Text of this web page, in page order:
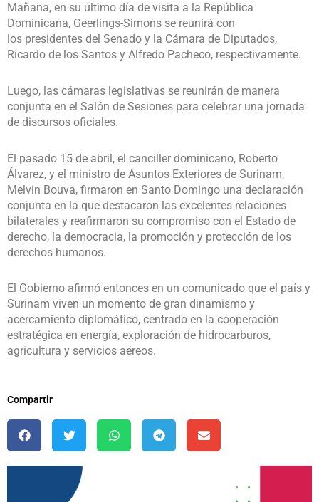
Mañana, en su último día de visita a la República
Dominicana, Geerlings-Simons se reunirá con
los presidentes del Senado y la Cámara de Diputados,
Ricardo de los Santos y Alfredo Pacheco, respectivamente.
Luego, las cámaras legislativas se reunirán de manera
conjunta en el Salón de Sesiones para celebrar una jornada
de discursos oficiales.
El pasado 15 de abril, el canciller dominicano, Roberto
Álvarez, y el ministro de Asuntos Exteriores de Surinam,
Melvin Bouva, firmaron en Santo Domingo una declaración
conjunta en la que destacaron las excelentes relaciones
bilaterales y reafirmaron su compromiso con el Estado de
derecho, la democracia, la promoción y protección de los
derechos humanos.
El Gobierno afirmó entonces en un comunicado que el país y
Surinam viven un momento de gran dinamismo y
acercamiento diplomático, centrado en la cooperación
estratégica en energía, exploración de hidrocarburos,
agricultura y servicios aéreos.
Compartir